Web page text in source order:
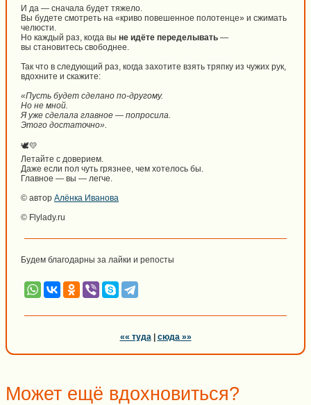
И да — сначала будет тяжело.
Вы будете смотреть на «криво повешенное полотенце» и сжимать
челюсти.
Но каждый раз, когда вы не идёте переделывать —
вы становитесь свободнее.
Так что в следующий раз, когда захотите взять тряпку из чужих рук,
вдохните и скажите:
«Пусть будет сделано по-другому.
Но не мной.
Я уже сделала главное — попросила.
Этого достаточно».
🕊️💛
Летайте с доверием.
Даже если пол чуть грязнее, чем хотелось бы.
Главное — вы — легче.
© автор Алёнка Иванова
© Flylady.ru
Будем благодарны за лайки и репосты
«« туда | сюда »»
Может ещё вдохновиться?